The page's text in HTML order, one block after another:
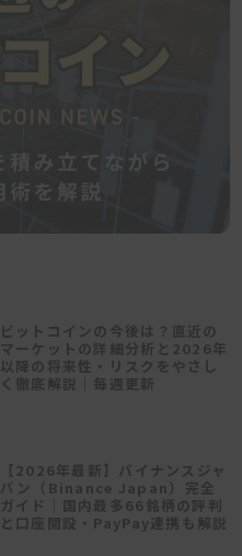
ビットコインの今後は？直近の
マーケットの詳細分析と2026年
以降の将来性・リスクをやさし
く徹底解説｜毎週更新
【2026年最新】バイナンスジャ
パン（Binance Japan）完全
ガイド｜国内最多66銘柄の評判
と口座開設・PayPay連携も解説